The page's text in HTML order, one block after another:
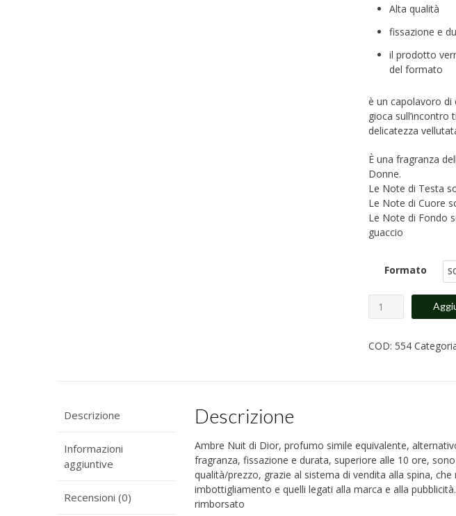
Alta qualità
fissazione e
il prodotto
del formato
è un capolavoro di
gioca sull’incontro
delicatezza
È una fragranza
Donne.
Le Note di Testa
Le Note di Cuore
Le Note di Fondo
guaccio
Formato
Ambre
Nuit
di
COD: 554
Descrizione
Informazioni
aggiuntive
Recensioni (0)
Descrizione
Ambre Nuit di Dior, profumo simile equivalente,
fragranza, fissazione e durata, superiore alle 10 ore,
qualità/prezzo, grazie al sistema di vendita alla spina,
imbottigliamento e quelli legati alla marca e alla
rimborsato